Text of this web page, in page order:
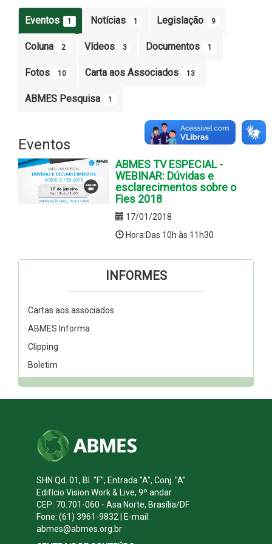
Eventos 1 Notícias 1 Legislação 9
Coluna 2 Vídeos 3 Documentos 1
Fotos 10 Carta aos Associados 13
ABMES Pesquisa 1
Eventos
ABMES TV ESPECIAL -
WEBINAR: Dúvidas e
esclarecimentos sobre o
Fies 2018
17/01/2018
Hora:Das 10h às 11h30
INFORMES
Cartas aos associados
ABMES Informa
Clipping
Boletim
SHN Qd. 01, Bl. "F", Entrada "A", Conj. "A"
Edifício Vision Work & Live, 9º andar
CEP: 70.701-060 - Asa Norte, Brasília/DF
Fone: (61) 3961-9832 | E-mail:
abmes@abmes.org.br